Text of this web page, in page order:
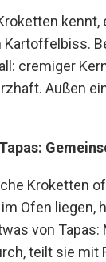
kennt,
Kartoffelbiss.
cremiger
Außen
Kroketten
Ofen liegen,
von Tapas:
teilt sie mit